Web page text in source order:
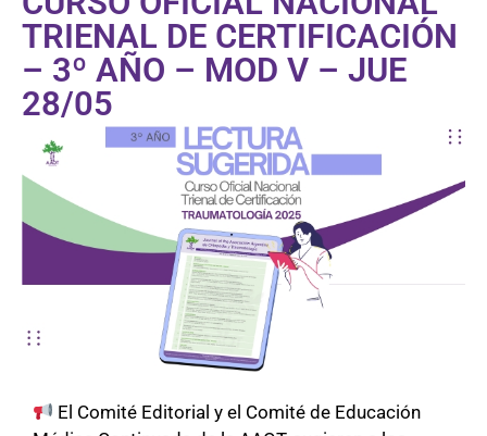
TRIENAL DE CERTIFICACIÓN
– 3º AÑO – MOD V – JUE
28/05
El Comité Editorial y el Comité de Educación